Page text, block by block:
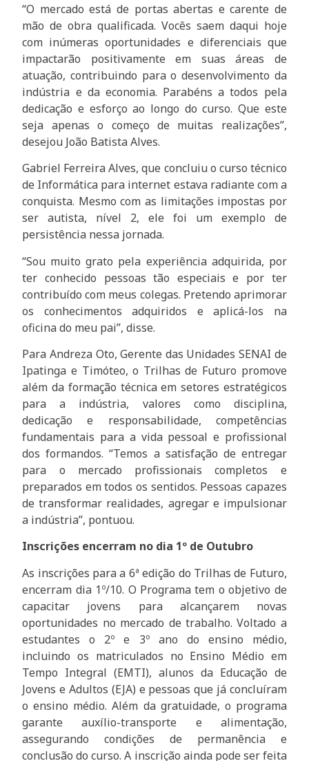
“O mercado está de portas abertas e carente de
mão de obra qualificada. Vocês saem daqui hoje
com inúmeras oportunidades e diferenciais que
impactarão positivamente em suas áreas de
atuação, contribuindo para o desenvolvimento da
indústria e da economia. Parabéns a todos pela
dedicação e esforço ao longo do curso. Que este
seja apenas o começo de muitas realizações”,
desejou João Batista Alves.
Gabriel Ferreira Alves, que concluiu o curso técnico
de Informática para internet estava radiante com a
conquista. Mesmo com as limitações impostas por
ser autista, nível 2, ele foi um exemplo de
persistência nessa jornada.
“Sou muito grato pela experiência adquirida, por
ter conhecido pessoas tão especiais e por ter
contribuído com meus colegas. Pretendo aprimorar
os conhecimentos adquiridos e aplicá-los na
oficina do meu pai”, disse.
Para Andreza Oto, Gerente das Unidades SENAI de
Ipatinga e Timóteo, o Trilhas de Futuro promove
além da formação técnica em setores estratégicos
para a indústria, valores como disciplina,
dedicação e responsabilidade, competências
fundamentais para a vida pessoal e profissional
dos formandos. “Temos a satisfação de entregar
para o mercado profissionais completos e
preparados em todos os sentidos. Pessoas capazes
de transformar realidades, agregar e impulsionar
a indústria”, pontuou.
Inscrições encerram no dia 1º de Outubro
As inscrições para a 6ª edição do Trilhas de Futuro,
encerram dia 1º/10. O Programa tem o objetivo de
capacitar jovens para alcançarem novas
oportunidades no mercado de trabalho. Voltado a
estudantes o 2º e 3º ano do ensino médio,
incluindo os matriculados no Ensino Médio em
Tempo Integral (EMTI), alunos da Educação de
Jovens e Adultos (EJA) e pessoas que já concluíram
o ensino médio. Além da gratuidade, o programa
garante auxílio-transporte e alimentação,
assegurando condições de permanência e
conclusão do curso. A inscrição ainda pode ser feita